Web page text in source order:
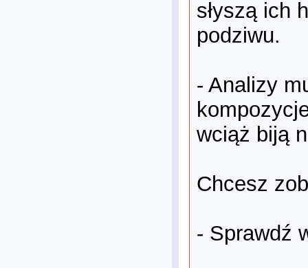
słyszą ich
podziwu.
- Analizy
wciąż biją
Chcesz
- Sprawdź